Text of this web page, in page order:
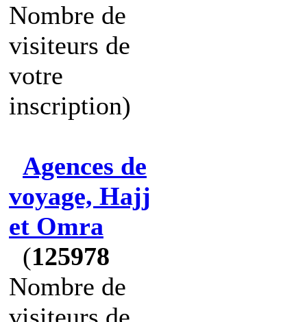
Nombre de
visiteurs de
votre
inscription)
Agences de
voyage, Hajj
et Omra
(125978
Nombre de